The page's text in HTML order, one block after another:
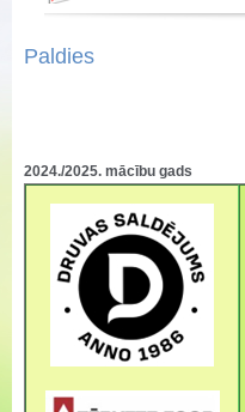
Paldies
2024./2025. mācību gads